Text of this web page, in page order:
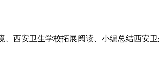
西安卫生学校拓展阅读、小编总结西安